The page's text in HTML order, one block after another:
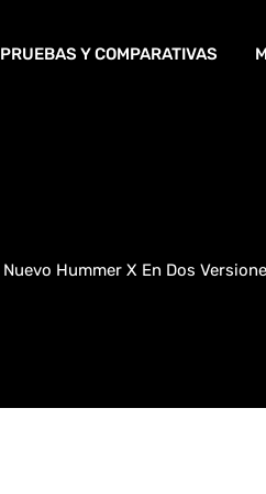
PRUEBAS Y COMPARATIVAS
Nuevo Hummer X En Dos